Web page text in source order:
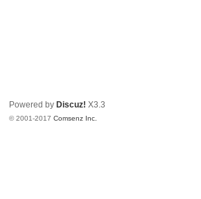
Powered by Discuz! X3.3
© 2001-2017Comsenz Inc.